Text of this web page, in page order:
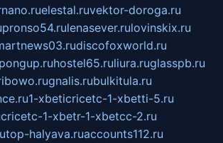
elestal.ruvektor-doroga.ru
pronso54.rulenasever.rulovinskix.ru
discofoxworld.ru
pongup.ruhostel65.ruliura.ruglasspb.ru
gnalis.rubulkitula.ru
1-xbeticricetc-1-xbetti-5.ru
cricetc-1-xbetr-1-xbetcc-2.ru
top-halyava.ruaccounts112.ru